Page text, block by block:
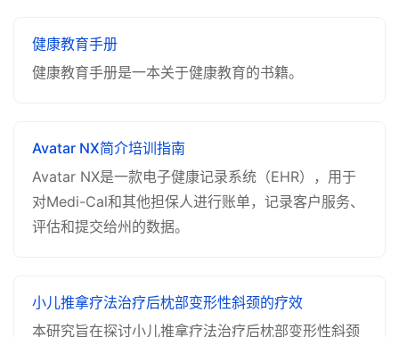
健康教育手册
健康教育手册是一本关于健康教育的书籍。
Avatar NX简介培训指南
Avatar NX是一款电子健康记录系统（EHR），用于
对Medi-Cal和其他担保人进行账单，记录客户服务、
评估和提交给州的数据。
小儿推拿疗法治疗后枕部变形性斜颈的疗效
本研究旨在探讨小儿推拿疗法治疗后枕部变形性斜颈